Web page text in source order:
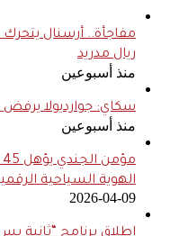
مفاجأة.. أرسنال
ريال مدريد
منذ أسبوعين
سكاي: جوارديولا يرفض
منذ أسبوعين
الهوية السياحية
2026-04-09